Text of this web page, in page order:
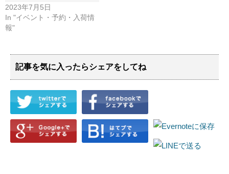
2023年7月5日
In "イベント・予約・入荷情
報"
記事を気に入ったらシェアをしてね